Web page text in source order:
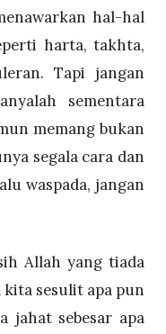
hal-hal
harta, takhta,
Tapi jangan
sementara
memang bukan
segala cara dan
waspada, jangan
Allah yang tiada
sesulit apa pun
jahat sebesar apa